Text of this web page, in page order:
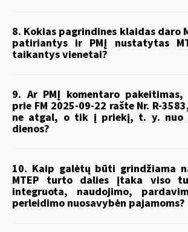
8. Kokias pagrindines klaidas daro
patiriantys ir PMĮ nustatytas
taikantys vienetai?
9. Ar PMĮ komentaro pakeitimas,
prie FM 2025-09-22 rašte Nr. R-
ne atgal, o tik į priekį, t. y. nuo
dienos?
10. Kaip galėtų būti grindžiama
MTEP turto dalies įtaka viso
integruota, naudojimo,
perleidimo nuosavybėn pajamoms?